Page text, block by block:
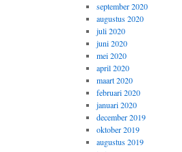
september 2020
augustus 2020
juli 2020
juni 2020
mei 2020
april 2020
maart 2020
februari 2020
januari 2020
december 2019
oktober 2019
augustus 2019